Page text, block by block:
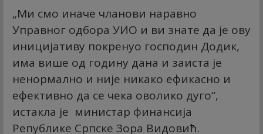
„Ми смо иначе чланови наравно
Управног одбора УИО и ви знате да је ову
иницијативу покренуо господин Додик,
има више од годину дана и заиста је
ненормално и није никако ефикасно и
ефективно да се чека оволико дуго“,
истакла је министар финансија
Републике Српске Зора Видовић.